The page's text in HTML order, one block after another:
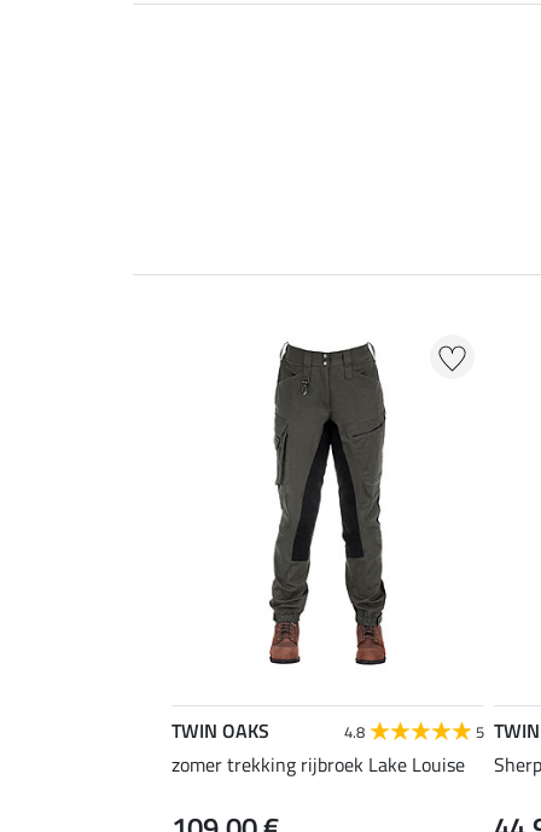
TWIN OAKS 4.8 5
zomer trekking rijbroek Lake Louise